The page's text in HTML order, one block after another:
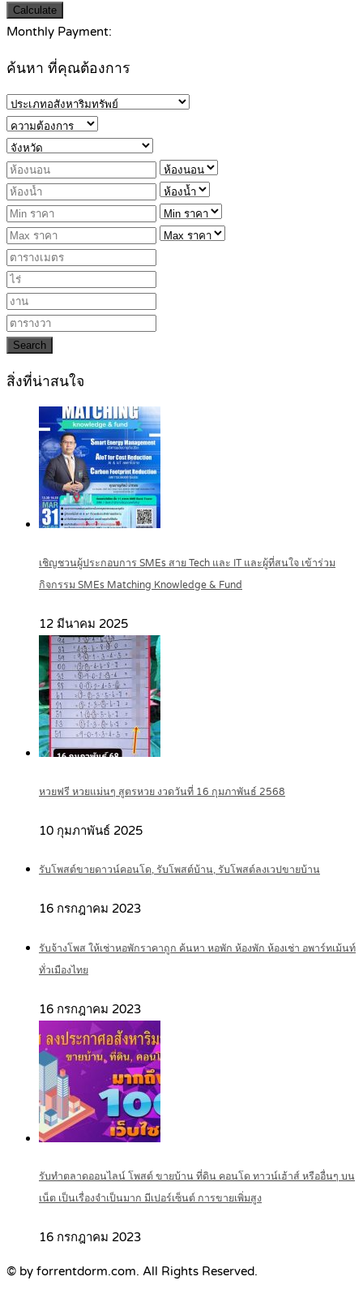
Calculate
Monthly Payment:
ค้นหา ที่คุณต้องการ
Search
สิ่งที่น่าสนใจ
เชิญชวนผู้ประกอบการ SMEs สาย Tech และ IT และผู้ที่สนใจ เข้าร่วม
กิจกรรม SMEs Matching Knowledge & Fund
12 มีนาคม 2025
หวยฟรี หวยแม่นๆ สูตรหวย งวดวันที่ 16 กุมภาพันธ์ 2568
10 กุมภาพันธ์ 2025
รับโพสต์ขายดาวน์คอนโด, รับโพสต์บ้าน, รับโพสต์ลงเวปขายบ้าน
16 กรกฎาคม 2023
รับจ้างโพส ให้เช่าหอพักราคาถูก ค้นหา หอพัก ห้องพัก ห้องเช่า อพาร์ทเม้นท์
ทั่วเมืองไทย
16 กรกฎาคม 2023
รับทำตลาดออนไลน์ โพสต์ ขายบ้าน ที่ดิน คอนโด ทาวน์เฮ้าส์ หรืออื่นๆ บน
เน็ต เป็นเรื่องจำเป็นมาก มีเปอร์เซ็นต์ การขายเพิ่มสูง
16 กรกฎาคม 2023
© by forrentdorm.com. All Rights Reserved.